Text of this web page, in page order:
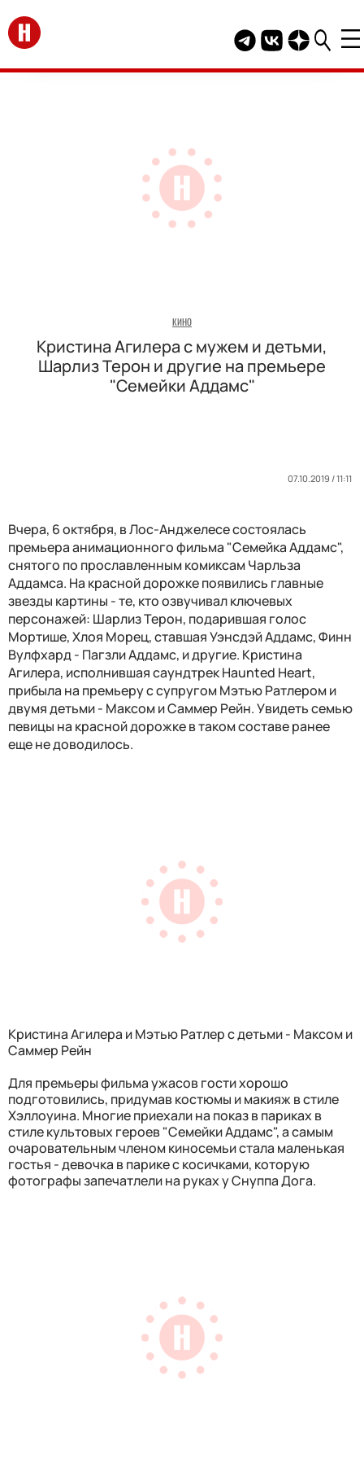
Перейти на главную
Telegram канал
Группа HELLO
Канал
КИНО
Кристина Агилера с мужем и детьми,
Шарлиз Терон и другие на премьере
"Семейки Аддамс"
07.10.2019 / 11:11
Вчера, 6 октября, в Лос-Анджелесе состоялась
премьера анимационного фильма "Семейка Аддамс",
снятого по прославленным комиксам Чарльза
Аддамса. На красной дорожке появились главные
звезды картины - те, кто озвучивал ключевых
персонажей: Шарлиз Терон, подарившая голос
Мортише, Хлоя Морец, ставшая Уэнсдэй Аддамс, Финн
Вулфхард - Пагзли Аддамс, и другие. Кристина
Агилера, исполнившая саундтрек Haunted Heart,
прибыла на премьеру с супругом Мэтью Ратлером и
двумя детьми - Максом и Саммер Рейн. Увидеть семью
певицы на красной дорожке в таком составе ранее
еще не доводилось.
Кристина Агилера и Мэтью Ратлер с детьми - Максом и
Саммер Рейн
Для премьеры фильма ужасов гости хорошо
подготовились, придумав костюмы и макияж в стиле
Хэллоуина. Многие приехали на показ в париках в
стиле культовых героев "Семейки Аддамс", а самым
очаровательным членом киносемьи стала маленькая
гостья - девочка в парике с косичками, которую
фотографы запечатлели на руках у Снуппа Дога.